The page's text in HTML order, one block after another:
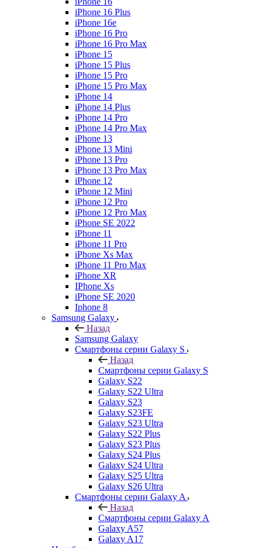
iPhone 16 Plus
iPhone 16e
iPhone 16 Pro
iPhone 16 Pro Max
iPhone 15
iPhone 15 Plus
iPhone 15 Pro
iPhone 15 Pro Max
iPhone 14
iPhone 14 Plus
iPhone 14 Pro
iPhone 14 Pro Max
iPhone 13
iPhone 13 Mini
iPhone 13 Pro
iPhone 13 Pro Max
iPhone 12
iPhone 12 Mini
iPhone 12 Pro
iPhone 12 Pro Max
iPhone SE 2022
iPhone 11
iPhone 11 Pro
iPhone Xs Max
iPhone 11 Pro Max
iPhone XR
IPhone Xs
iPhone SE 2020
Iphone 8
Samsung Galaxy
Назад
Samsung Galaxy
Смартфоны серии Galaxy S
Назад
Смартфоны серии Galaxy S
Galaxy S22
Galaxy S22 Ultra
Galaxy S23
Galaxy S23FE
Galaxy S23 Ultra
Galaxy S22 Plus
Galaxy S23 Plus
Galaxy S24 Plus
Galaxy S24 Ultra
Galaxy S25 Ultra
Galaxy S26 Ultra
Смартфоны серии Galaxy A
Назад
Смартфоны серии Galaxy A
Galaxy A57
Galaxy A17